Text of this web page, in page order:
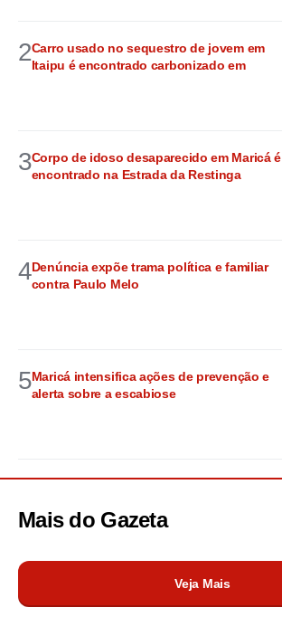
2Carro usado no sequestro de jovem em
Itaipu é encontrado carbonizado em
3Corpo de idoso desaparecido em Maricá é
encontrado na Estrada da Restinga
4Denúncia expõe trama política e familiar
contra Paulo Melo
5Maricá intensifica ações de prevenção e
alerta sobre a escabiose
Mais do Gazeta
Veja Mais